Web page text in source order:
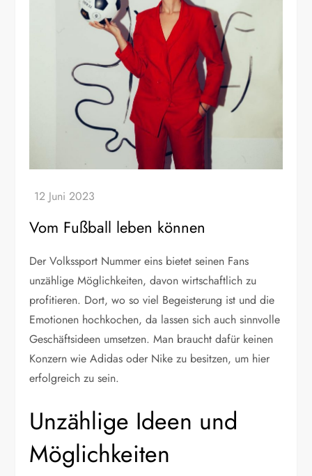
Vom Fußball leben können
Der Volkssport Nummer eins bietet seinen Fans
unzählige Möglichkeiten, davon wirtschaftlich zu
profitieren. Dort, wo so viel Begeisterung ist und die
Emotionen hochkochen, da lassen sich auch sinnvolle
Geschäftsideen umsetzen. Man braucht dafür keinen
Konzern wie Adidas oder Nike zu besitzen, um hier
erfolgreich zu sein.
Unzählige Ideen und
Möglichkeiten